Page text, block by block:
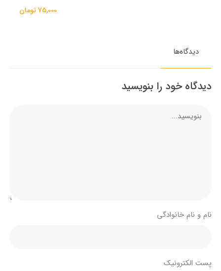
75,000 تومان
دیدگاه‌ها
دیدگاه خود را بنویسید
نام و نام خانوادگی
پست الکترونیک